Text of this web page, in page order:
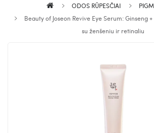
ODOS RŪPESČIAI
Beauty of Joseon Revive Eye Serum: Ginseng
su ženšeniu ir retinaliu